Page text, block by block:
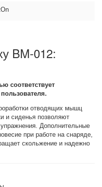
BM-012:
соответствует
отводящих мышц
и сиденья позволяют
Дополнительные
при работе на снаряде,
скольжение и надежно